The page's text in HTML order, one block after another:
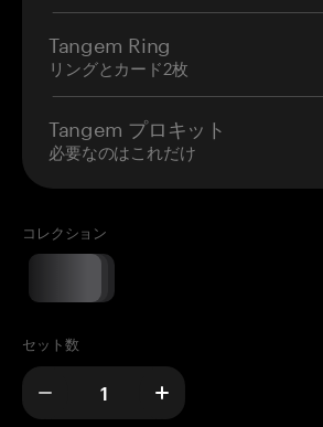
Tangem Ring
リングとカード2枚
Tangem プロキット
必要なのはこれだけ
コレクション
セット数